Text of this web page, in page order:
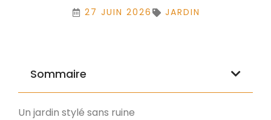
27 JUIN 2026 JARDIN
Sommaire
Un jardin stylé sans ruine